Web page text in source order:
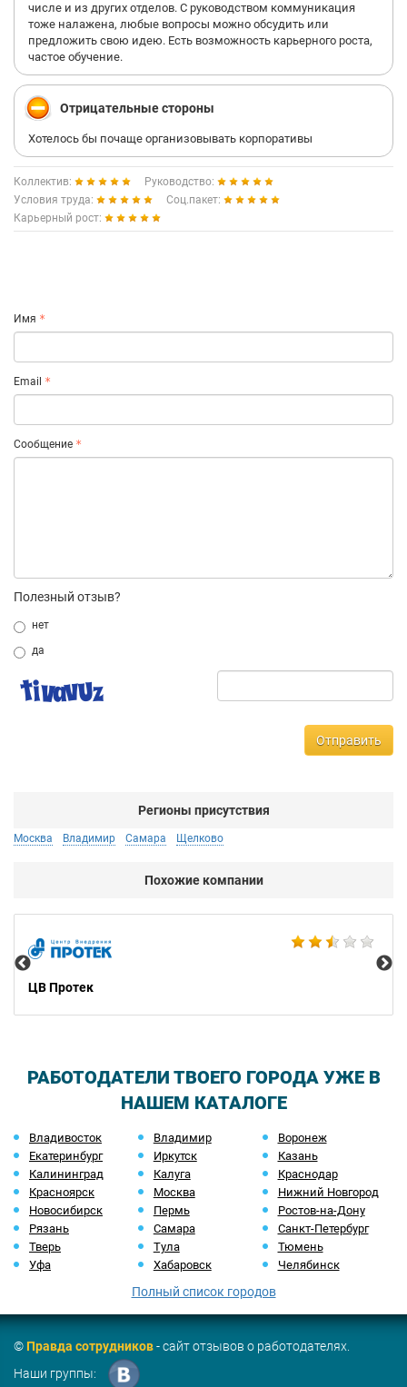
числе и из других отделов. С руководством коммуникация
тоже налажена, любые вопросы можно обсудить или
предложить свою идею. Есть возможность карьерного роста,
частое обучение.
Отрицательные стороны
Хотелось бы почаще организовывать корпоративы
Коллектив:
Руководство:
Условия труда:
Соц.пакет:
Карьерный рост:
Имя
Email
Сообщение
Полезный отзыв?
нет
да
Отправить
Регионы присутствия
Москва Владимир Самара Щелково
Похожие компании
ЦВ Протек
РАБОТОДАТЕЛИ ТВОЕГО ГОРОДА УЖЕ В
НАШЕМ КАТАЛОГЕ
Владивосток Владимир
Воронеж
Екатеринбург
Иркутск
Казань
Калининград
Калуга
Краснодар
Красноярск
Москва
Нижний Новгород
Новосибирск
Пермь
Ростов-на-Дону
Рязань
Самара
Санкт-Петербург
Тверь
Тула
Тюмень
Уфа
Хабаровск Челябинск
Полный список городов
©Правда сотрудников- сайт отзывов о работодателях.
Наши группы: